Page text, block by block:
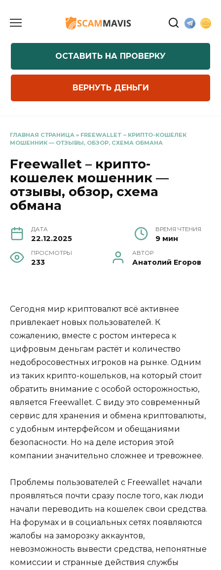
содержанию
ОСТАВИТЬ НА ПРОВЕРКУ
ВЕРНУТЬ ДЕНЬГИ
ГЛАВНАЯ СТРАНИЦА » FREEWALLET – КРИПТО-КОШЕЛЕК
МОШЕННИК — ОТЗЫВЫ, ОБЗОР, СХЕМА ОБМАНА
Freewallet – крипто-
кошелек мошенник —
отзывы, обзор, схема
обмана
ДАТА
22.12.2025
ВРЕМЯ ЧТЕНИЯ
9 мин
ПРОСМОТРЫ
233
АВТОР
Анатолий Егоров
Сегодня мир криптовалют всё активнее
привлекает новых пользователей. К
сожалению, вместе с ростом интереса к
цифровым деньгам растёт и количество
недобросовестных игроков на рынке. Одним
из таких крипто-кошельков, на который стоит
обратить внимание с особой осторожностью,
является Freewallet. С виду это современный
сервис для хранения и обмена криптовалюты,
с удобным интерфейсом и обещаниями
безопасности. Но на деле история этой
компании значительно сложнее и тревожнее.
Проблемы пользователей с Freewallet начали
проявляться почти сразу после того, как люди
начали переводить на кошелек свои средства.
На форумах и в социальных сетях появляются
жалобы на заморозку аккаунтов,
невозможность вывести средства, непонятные
комиссии и странные действия службы